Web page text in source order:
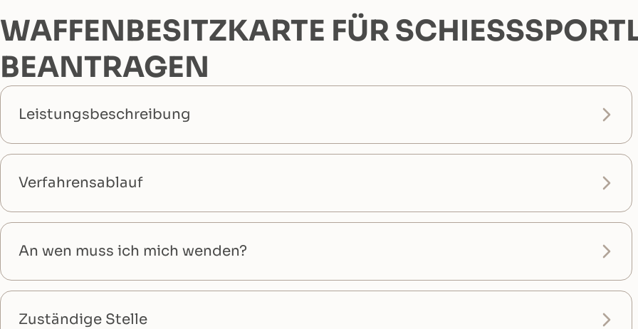
WAFFENBESITZKARTE FÜR
EANTRAGEN
Leistungsbeschreibung
Verfahrensablauf
An wen muss ich mich wenden?
Zuständige Stelle